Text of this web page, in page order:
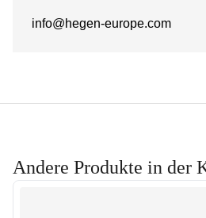
info@hegen-europe.com
Andere Produkte in der